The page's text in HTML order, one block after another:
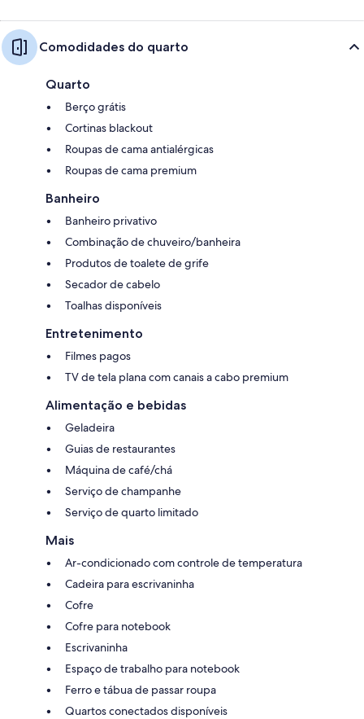
Comodidades do quarto
Quarto
Berço grátis
Cortinas blackout
Roupas de cama antialérgicas
Roupas de cama premium
Banheiro
Banheiro privativo
Combinação de chuveiro/banheira
Produtos de toalete de grife
Secador de cabelo
Toalhas disponíveis
Entretenimento
Filmes pagos
TV de tela plana com canais a cabo premium
Alimentação e bebidas
Geladeira
Guias de restaurantes
Máquina de café/chá
Serviço de champanhe
Serviço de quarto limitado
Mais
Ar-condicionado com controle de temperatura
Cadeira para escrivaninha
Cofre
Cofre para notebook
Escrivaninha
Espaço de trabalho para notebook
Ferro e tábua de passar roupa
Quartos conectados disponíveis